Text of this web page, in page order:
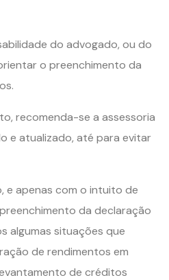
do advogado, ou do
o preenchimento da
recomenda-se a assessoria
e atualizado, até para evitar
e apenas com o intuito de
da declaração
algumas situações que
de rendimentos em
de créditos